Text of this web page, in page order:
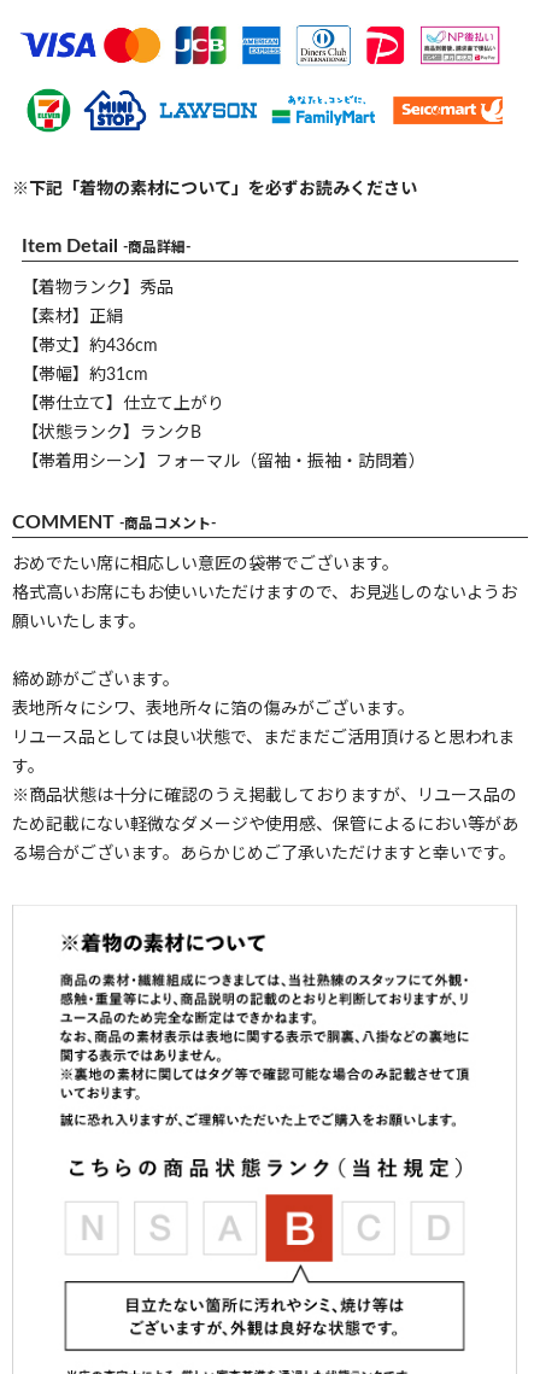
※下記「着物の素材について」を必ずお読みください
Item Detail -商品詳細-
【着物ランク】秀品
【素材】正絹
【帯丈】約436cm
【帯幅】約31cm
【帯仕立て】仕立て上がり
【状態ランク】ランクB
【帯着用シーン】フォーマル（留袖・振袖・訪問着）
COMMENT -商品コメント-
おめでたい席に相応しい意匠の袋帯でございます。
格式高いお席にもお使いいただけますので、お見逃しのないようお
願いいたします。
締め跡がございます。
表地所々にシワ、表地所々に箔の傷みがございます。
リユース品としては良い状態で、まだまだご活用頂けると思われま
す。
※商品状態は十分に確認のうえ掲載しておりますが、リユース品の
ため記載にない軽微なダメージや使用感、保管によるにおい等があ
る場合がございます。あらかじめご了承いただけますと幸いです。